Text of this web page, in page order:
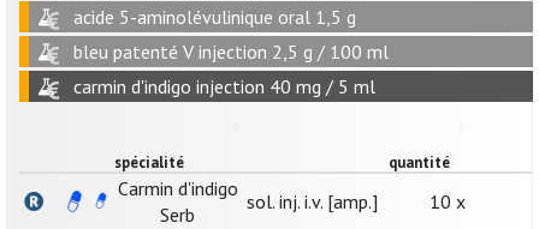
acide 5-aminolévulinique oral 1,5 g
bleu patenté V injection 2,5 g / 100 ml
carmin d'indigo injection 40 mg / 5 ml
spécialité quantité
Carmin d'indigo
Serb
sol. inj. i.v. [amp.] 10 x